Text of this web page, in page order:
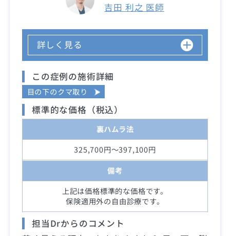
吉田 利之 医師
詳しく見る
この症例の施術詳細
目の下のクマ取り
標準的な価格（税込）
裏ハムラ法
325,700円～397,100円
備考
上記は価格標準的な価格です。
保険適用外の自由診療です。
担当Drからのコメント